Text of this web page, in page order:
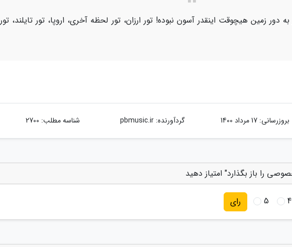
دور زمین هیچوقت اینقدر آسون نبوده! تور ارزان، تور لحظه آخری، اروپا، تور تایلند، تور
بروزرسانی: 17 مرداد 1400 گردآورنده:pbmusic.ir شناسه مطلب: 2700
را باز بگذارد" امتیاز دهید
4
5 رای